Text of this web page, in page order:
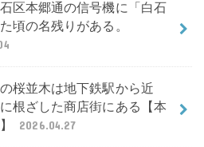
区本郷通の信号機に「白石
頃の名残りがある。
桜並木は地下鉄駅から近
根ざした商店街にある【本
2026.04.27